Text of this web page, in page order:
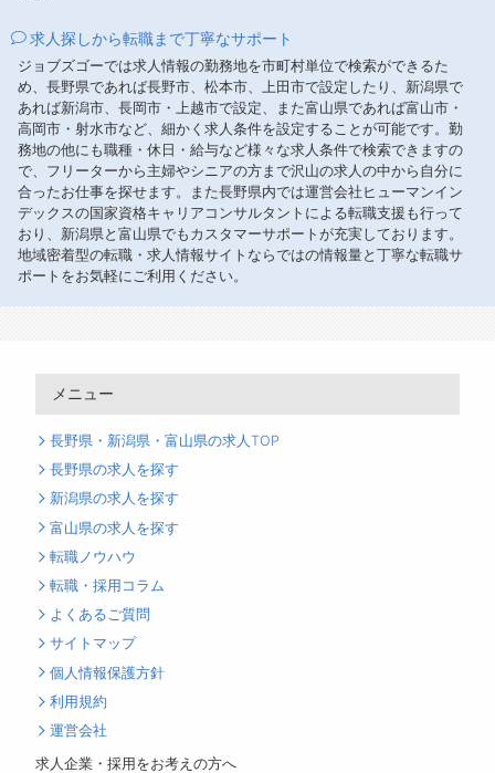
求人探しから転職まで丁寧なサポート
ジョブズゴーでは求人情報の勤務地を市町村単位で検索ができるた
め、長野県であれば長野市、松本市、上田市で設定したり、新潟県で
あれば新潟市、長岡市・上越市で設定、また富山県であれば富山市・
高岡市・射水市など、細かく求人条件を設定することが可能です。勤
務地の他にも職種・休日・給与など様々な求人条件で検索できますの
で、フリーターから主婦やシニアの方まで沢山の求人の中から自分に
合ったお仕事を探せます。また長野県内では運営会社ヒューマンイン
デックスの国家資格キャリアコンサルタントによる転職支援も行って
おり、新潟県と富山県でもカスタマーサポートが充実しております。
地域密着型の転職・求人情報サイトならではの情報量と丁寧な転職サ
ポートをお気軽にご利用ください。
メニュー
長野県・新潟県・富山県の求人TOP
長野県の求人を探す
新潟県の求人を探す
富山県の求人を探す
転職ノウハウ
転職・採用コラム
よくあるご質問
サイトマップ
個人情報保護方針
利用規約
運営会社
求人企業・採用をお考えの方へ